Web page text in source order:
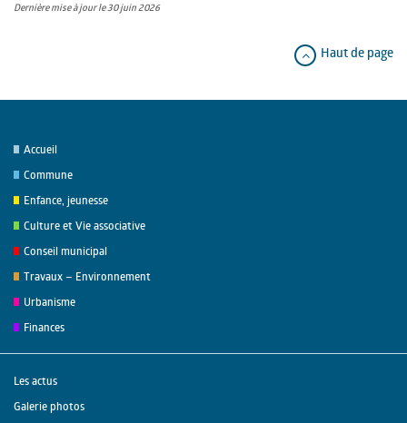
Dernière mise à jour le 30 juin 2026
Haut de page
Accueil
Commune
Enfance, jeunesse
Culture et Vie associative
Conseil municipal
Travaux – Environnement
Urbanisme
Finances
Les actus
Galerie photos